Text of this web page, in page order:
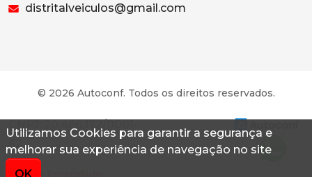
Utilizamos Cookies para garantir a segurança e
melhorar sua experiência de navegação no site
OK
distritalveiculos@gmail.com
© 2026 Autoconf. Todos os direitos reservados.
Termos